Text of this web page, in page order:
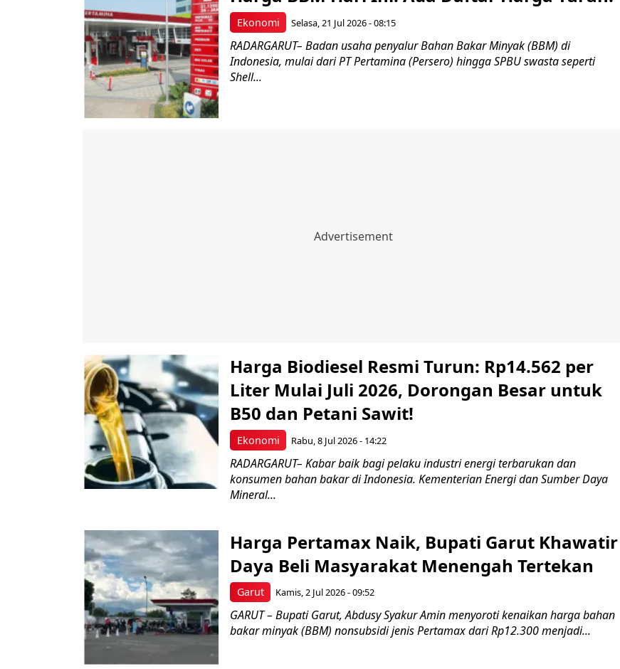
Ekonomi Selasa, 21 Jul 2026 - 08:15
RADARGARUT– Badan usaha penyalur Bahan Bakar Minyak (BBM) di
Indonesia, mulai dari PT Pertamina (Persero) hingga SPBU swasta seperti
Shell...
Ekonomi
Harga Biodiesel Resmi Turun: Rp14.562 per
Liter Mulai Juli 2026, Dorongan Besar untuk
B50 dan Petani Sawit!
Rabu, 8 Jul 2026 - 14:22
RADARGARUT– Kabar baik bagi pelaku industri energi terbarukan dan
konsumen bahan bakar di Indonesia. Kementerian Energi dan Sumber Daya
Mineral...
Garut
Harga Pertamax Naik, Bupati Garut Khawatir
Daya Beli Masyarakat Menengah Tertekan
Kamis, 2 Jul 2026 - 09:52
GARUT – Bupati Garut, Abdusy Syakur Amin menyoroti kenaikan harga bahan
bakar minyak (BBM) nonsubsidi jenis Pertamax dari Rp12.300 menjadi...